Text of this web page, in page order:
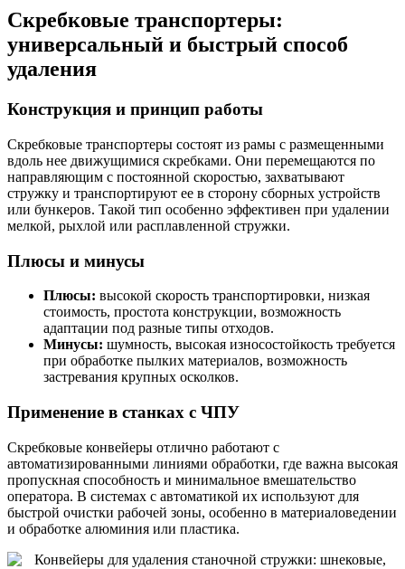
Скребковые транспортеры:
универсальный и быстрый способ
удаления
Конструкция и принцип работы
Скребковые транспортеры состоят из рамы с размещенными
вдоль нее движущимися скребками. Они перемещаются по
направляющим с постоянной скоростью, захватывают
стружку и транспортируют ее в сторону сборных устройств
или бункеров. Такой тип особенно эффективен при удалении
мелкой, рыхлой или расплавленной стружки.
Плюсы и минусы
Плюсы: высокой скорость транспортировки, низкая
стоимость, простота конструкции, возможность
адаптации под разные типы отходов.
Минусы: шумность, высокая износостойкость требуется
при обработке пылких материалов, возможность
застревания крупных осколков.
Применение в станках с ЧПУ
Скребковые конвейеры отлично работают с
автоматизированными линиями обработки, где важна высокая
пропускная способность и минимальное вмешательство
оператора. В системах с автоматикой их используют для
быстрой очистки рабочей зоны, особенно в материаловедении
и обработке алюминия или пластика.